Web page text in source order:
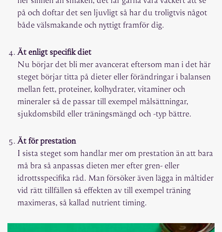
på och doftar det sen ljuvligt så har du troligtvis något
både välsmakande och nyttigt framför dig.
Ät enligt specifik diet
Nu börjar det bli mer avancerat eftersom man i det här
steget börjar titta på dieter eller förändringar i balansen
mellan fett, proteiner, kolhydrater, vitaminer och
mineraler så de passar till exempel målsättningar,
sjukdomsbild eller träningsmängd och -typ bättre.
Ät för prestation
I sista steget som handlar mer om prestation än att bara
må bra så anpassas dieten mer efter gren- eller
idrottsspecifika råd. Man försöker även lägga in måltider
vid rätt tillfällen så effekten av till exempel träning
maximeras, så kallad nutrient timing.